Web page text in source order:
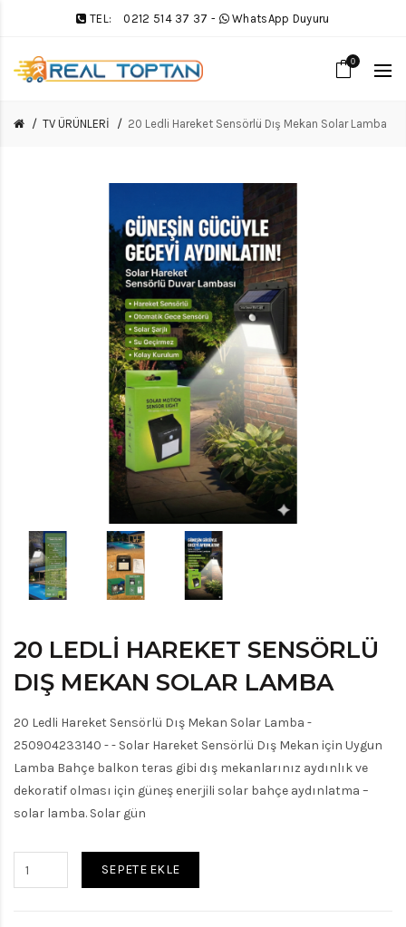
TEL: 0212 514 37 37 - WhatsApp Duyuru
0
TV ÜRÜNLERİ 20 Ledli Hareket Sensörlü Dış Mekan Solar Lamba
20 LEDLI HAREKET SENSÖRLÜ
DIŞ MEKAN SOLAR LAMBA
20 Ledli Hareket Sensörlü Dış Mekan Solar Lamba -
250904233140 - - Solar Hareket Sensörlü Dış Mekan için Uygun
Lamba Bahçe balkon teras gibi dış mekanlarınız aydınlık ve
dekoratif olması için güneş enerjili solar bahçe aydınlatma –
solar lamba. Solar gün
SEPETE EKLE